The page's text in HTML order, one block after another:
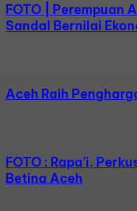
FOTO | Perempuan
Sandal Bernilai
Aceh Raih
FOTO : Rapa’i,
Betina Aceh